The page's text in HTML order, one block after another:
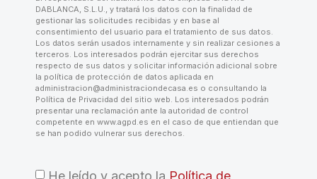
DABLANCA, S.L.U., y tratará los datos con la finalidad de
gestionar las solicitudes recibidas y en base al
consentimiento del usuario para el tratamiento de sus datos.
Los datos serán usados internamente y sin realizar cesiones a
terceros. Los interesados podrán ejercitar sus derechos
respecto de sus datos y solicitar información adicional sobre
la política de protección de datos aplicada en
administracion@administraciondecasa.es o consultando la
Política de Privacidad del sitio web. Los interesados podrán
presentar una reclamación ante la autoridad de control
competente en www.agpd.es en el caso de que entiendan que
se han podido vulnerar sus derechos.
He leído y acepto la Política de